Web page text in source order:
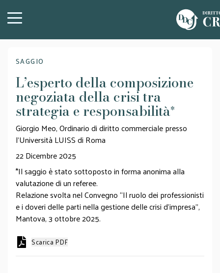
SAGGIO
L’esperto della composizione
negoziata della crisi tra
strategia e responsabilità*
Giorgio Meo, Ordinario di diritto commerciale presso
l’Università LUISS di Roma
22 Dicembre 2025
*Il saggio è stato sottoposto in forma anonima alla
valutazione di un referee.
Relazione svolta nel Convegno “Il ruolo dei professionisti
e i doveri delle parti nella gestione delle crisi d’impresa”,
Mantova, 3 ottobre 2025.
Scarica PDF